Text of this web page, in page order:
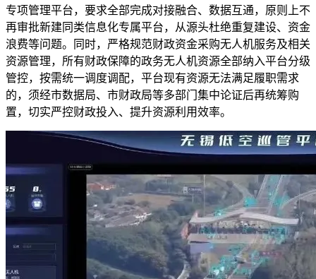
专项管理平台，要求全部完成对接融合、数据互通，原则上不
再审批新建同类信息化专属平台，从源头杜绝重复建设、资金
浪费等问题。同时，严格规范财政资金采购无人机服务及相关
资源管理，所有财政保障的政务无人机资源全部纳入平台分级
管控，按需统一调度调配，平台现有资源无法满足履职需求
的，须经市数据局、市财政局等多部门集中论证后再统筹购
置，切实严控财政投入、提升资源利用效率。